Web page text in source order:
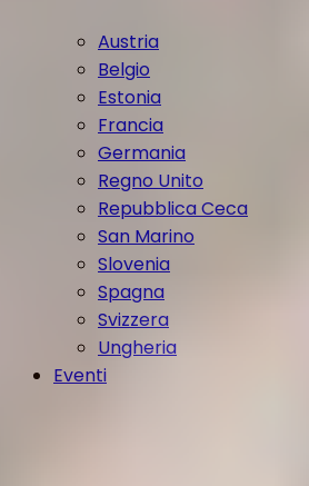
Austria
Belgio
Estonia
Francia
Germania
Regno Unito
Repubblica Ceca
San Marino
Slovenia
Spagna
Svizzera
Ungheria
Eventi